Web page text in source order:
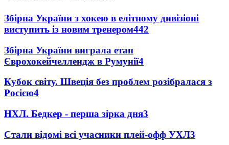
Збірна України з хокею в елітному дивізіоні
виступить із новим тренером442
Збірна України виграла етап
Єврохокейчеллендж в Румунії4
Кубок світу. Швеція без проблем розібралася з
Росією4
НХЛ. Бедкер - перша зірка дня3
Стали відомі всі учасники плей-офф УХЛ3